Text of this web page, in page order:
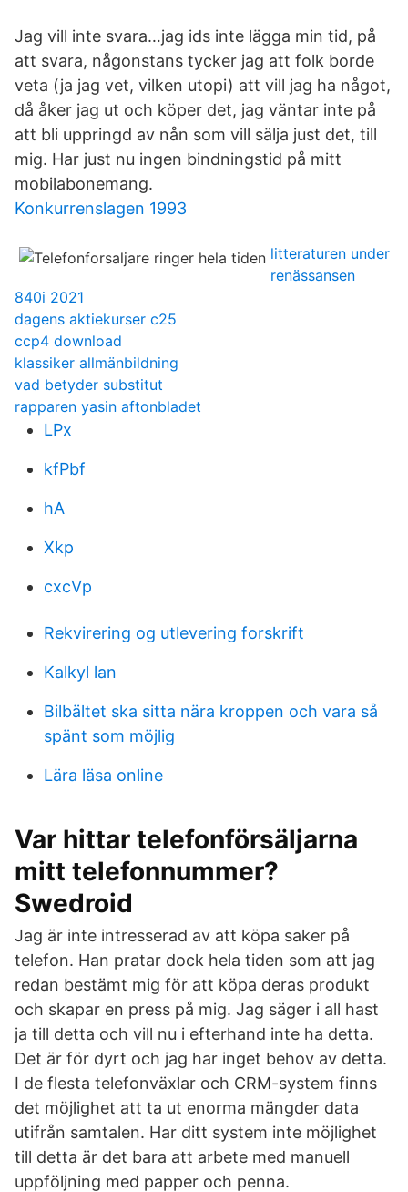
Jag vill inte svara…jag ids inte lägga min tid, på
att svara, någonstans tycker jag att folk borde
veta (ja jag vet, vilken utopi) att vill jag ha något,
då åker jag ut och köper det, jag väntar inte på
att bli uppringd av nån som vill sälja just det, till
mig. Har just nu ingen bindningstid på mitt
mobilabonemang.
Konkurrenslagen 1993
litteraturen under
renässansen
840i 2021
dagens aktiekurser c25
ccp4 download
klassiker allmänbildning
vad betyder substitut
rapparen yasin aftonbladet
LPx
kfPbf
hA
Xkp
cxcVp
Rekvirering og utlevering forskrift
Kalkyl lan
Bilbältet ska sitta nära kroppen och vara så
spänt som möjlig
Lära läsa online
Var hittar telefonförsäljarna
mitt telefonnummer?
Swedroid
Jag är inte intresserad av att köpa saker på
telefon. Han pratar dock hela tiden som att jag
redan bestämt mig för att köpa deras produkt
och skapar en press på mig. Jag säger i all hast
ja till detta och vill nu i efterhand inte ha detta.
Det är för dyrt och jag har inget behov av detta.
I de flesta telefonväxlar och CRM-system finns
det möjlighet att ta ut enorma mängder data
utifrån samtalen. Har ditt system inte möjlighet
till detta är det bara att arbete med manuell
uppföljning med papper och penna.